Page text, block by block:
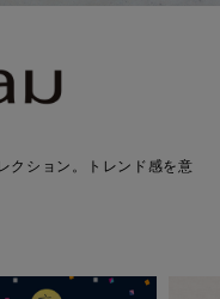
クション。トレンド感を意